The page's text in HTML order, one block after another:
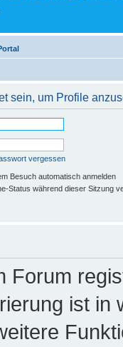
sein, um Profile
vergessen
Besuch automatisch anmelden
Status während dieser Sitzung
Forum
ist in